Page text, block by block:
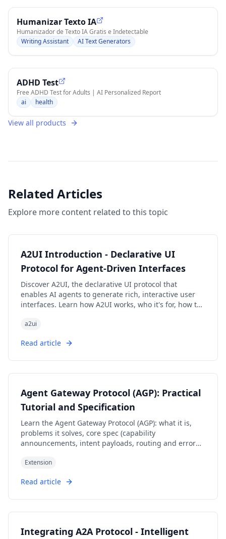
Humanizar Texto IA
Humanizador de Texto IA Gratis e Indetectable
Writing Assistant
AI Text Generators
ADHD Test
Free ADHD Test for Adults | AI Personalized Report
ai
health
View all products
Related Articles
Explore more content related to this topic
A2UI Introduction - Declarative UI
Protocol for Agent-Driven Interfaces
Discover A2UI, the declarative UI protocol that
enables AI agents to generate rich, interactive user
interfaces. Learn how A2UI works, who it's for, how to
Gemini Enterprise, and Flutter GenUI SDK.
a2ui
Read article
Agent Gateway Protocol (AGP): Practical
Tutorial and Specification
Learn the Agent Gateway Protocol (AGP): what it is,
problems it solves, core spec (capability
announcements, intent payloads, routing and error
simulation.
Extension
Read article
Integrating A2A Protocol - Intelligent